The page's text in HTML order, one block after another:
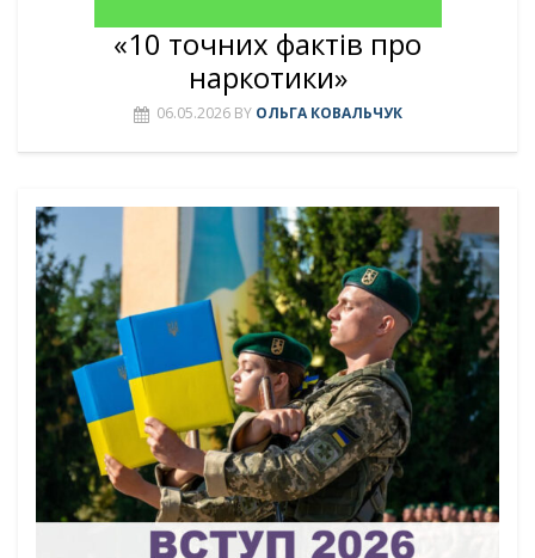
«10 точних фактів про
наркотики»
06.05.2026 BY ОЛЬГА КОВАЛЬЧУК